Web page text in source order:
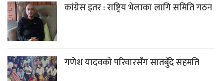
कांग्रेस इतर : राष्ट्रिय भेलाका लागि समिति गठन
गणेश यादवको परिवारसँग सातबुँदे सहमति